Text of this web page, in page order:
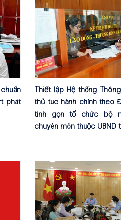
phát
Thiết lập Hệ thống
thủ tục hành chính theo
tinh gọn tổ chức bộ
chuyên môn thuộc UBND